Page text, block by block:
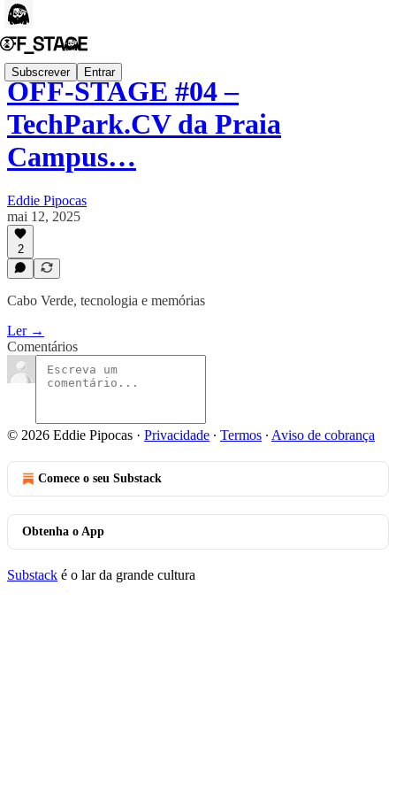
Subscrever Entrar
OFF-STAGE #04 –
TechPark.CV da Praia
Campus…
Eddie Pipocas
mai 12, 2025
2
Cabo Verde, tecnologia e memórias
Ler →
Comentários
© 2026 Eddie Pipocas · Privacidade ∙ Termos ∙ Aviso de cobrança
Comece o seu Substack
Obtenha o App
Substack é o lar da grande cultura